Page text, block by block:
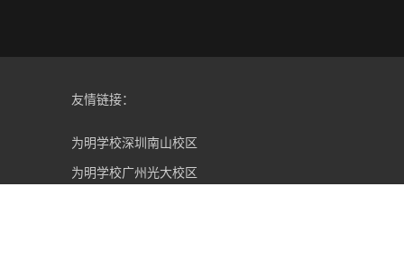
友情链接：
为明学校深圳南山校区
为明学校广州光大校区